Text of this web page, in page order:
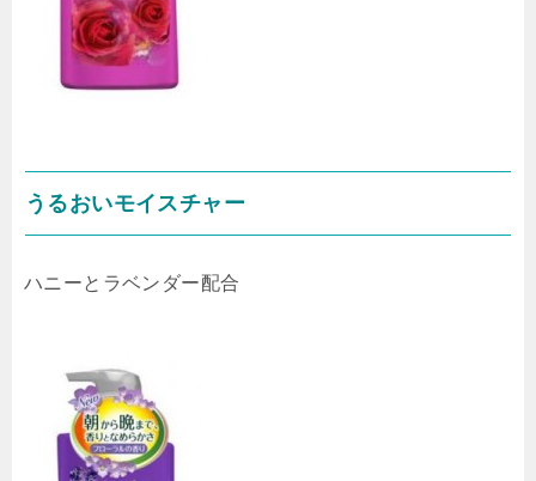
うるおいモイスチャー
ハニーとラベンダー配合